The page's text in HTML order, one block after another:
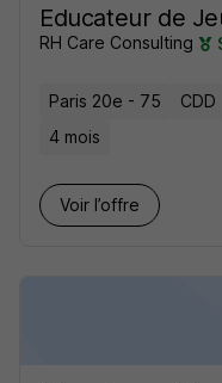
Educateur de
RH Care Consulting
Paris 20e - 75 CDD
4 mois
Voir l’offre